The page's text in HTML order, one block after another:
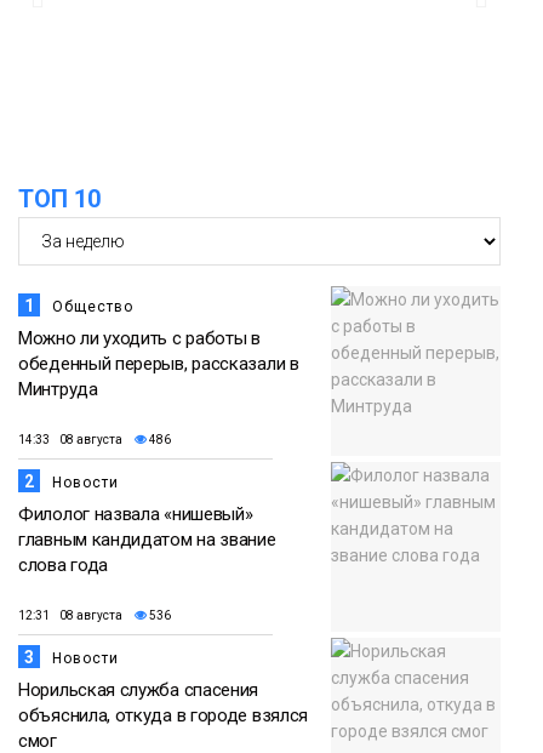
Новости
ТОП 10
1 Общество
Можно ли уходить с работы в
обеденный перерыв, рассказали в
Минтруда
14:33 08 августа 486
2 Новости
Филолог назвала «нишевый»
главным кандидатом на звание
слова года
12:31 08 августа 536
3 Новости
Норильская служба спасения
объяснила, откуда в городе взялся
смог